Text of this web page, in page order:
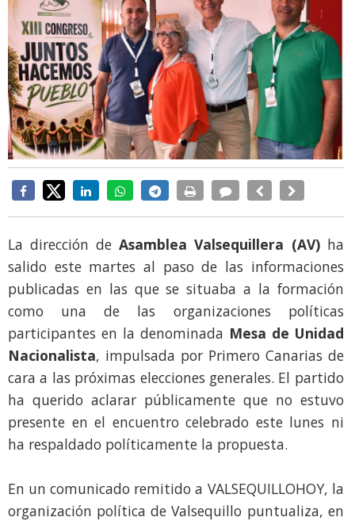
La dirección deAsamblea Valsequillera (AV)ha
salido este martes al paso de las informaciones
publicadas en las que se situaba a la formación
como una de las organizaciones políticas
participantes en la denominada Mesa de Unidad
Nacionalista, impulsada por Primero Canarias de
cara a las próximas elecciones generales. El partido
ha querido aclarar públicamente que no estuvo
presente en el encuentro celebrado este lunes ni
ha respaldado políticamente la propuesta.
En un comunicado remitido a VALSEQUILLOHOY, la
organización política de Valsequillo puntualiza, en